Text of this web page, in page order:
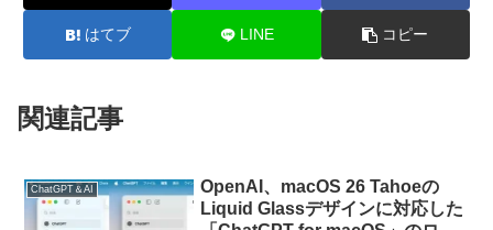
はてブ LINE コピー
関連記事
ChatGPT＆AI
OpenAI、macOS 26 Tahoeの
Liquid Glassデザインに対応した